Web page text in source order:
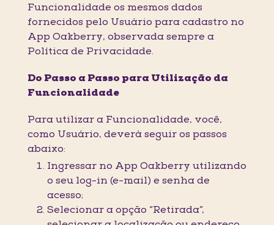
Funcionalidade os mesmos dados
fornecidos pelo Usuário para cadastro no
App Oakberry, observada sempre a
Política de Privacidade.
Do Passo a Passo para Utilização da
Funcionalidade
Para utilizar a Funcionalidade, você,
como Usuário, deverá seguir os passos
abaixo:
Ingressar no App Oakberry utilizando
o seu log-in (e-mail) e senha de
acesso;
Selecionar a opção “Retirada”,